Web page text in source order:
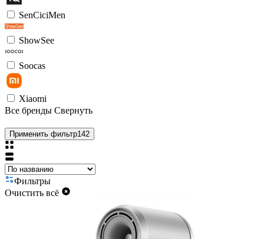
SenCiciMen
ShowSee
Soocas
Xiaomi
Все бренды Свернуть
Применить фильтр142
Фильтры
Очистить всё